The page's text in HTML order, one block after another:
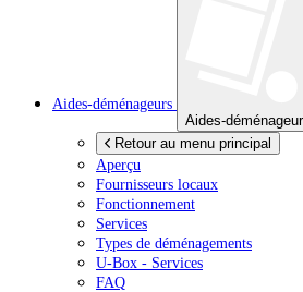
Aides-déménageurs
Aides-
Retour au menu principal
Aperçu
Fournisseurs locaux
Fonctionnement
Services
Types de déménagements
U-Box - Services
FAQ